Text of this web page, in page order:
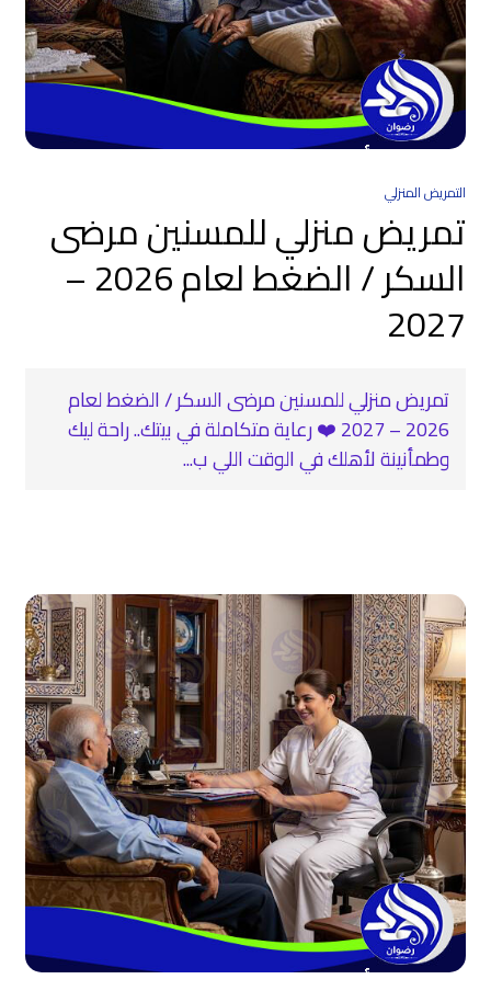
التمريض المنزلي
تمريض منزلي للمسنين مرضى
السكر / الضغط لعام 2026 –
2027
تمريض منزلي للمسنين مرضى السكر / الضغط لعام
2026 – 2027 ❤️‍ رعاية متكاملة في بيتك.. راحة ليك
وطمأنينة لأهلك في الوقت اللي ب...